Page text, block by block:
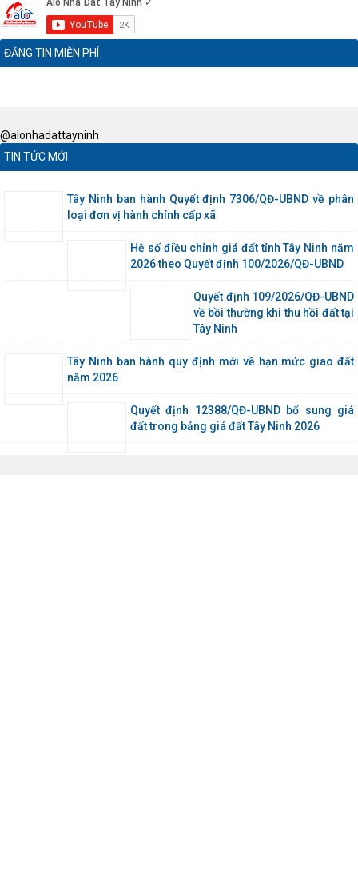
ĐĂNG TIN MIỄN PHÍ
@alonhadattayninh
TIN TỨC MỚI
Tây Ninh ban hành Quyết định 7306/QĐ-UBND về phân
loại đơn vị hành chính cấp xã
Hệ số điều chỉnh giá đất tỉnh Tây Ninh năm
2026 theo Quyết định 100/2026/QĐ-UBND
Quyết định 109/2026/QĐ-UBND
về bồi thường khi thu hồi đất tại
Tây Ninh
Tây Ninh ban hành quy định mới về hạn mức giao đất
năm 2026
Quyết định 12388/QĐ-UBND bổ sung giá
đất trong bảng giá đất Tây Ninh 2026